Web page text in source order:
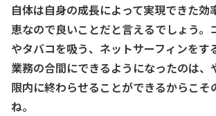
自体は自身の成長によって実現できた効
恵なので良いことだと言えるでしょう。
やタバコを吸う、ネットサーフィンをす
業務の合間にできるようになったのは、
限内に終わらせることができるからこそ
ね。